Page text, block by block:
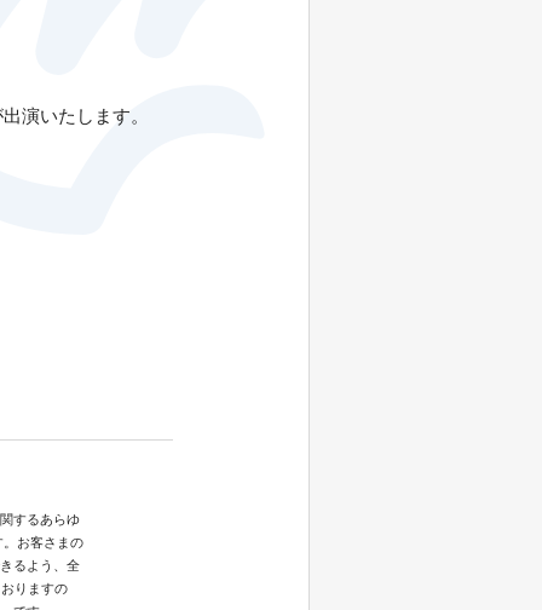
演いたします。
するあらゆ
お客さまの
るよう、全
りますの